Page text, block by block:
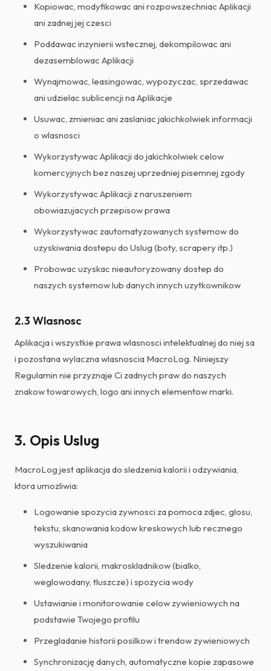
Kopiowac, modyfikowac ani rozpowszechniac Aplikacji
ani zadnej jej czesci
Poddawac inzynierii wstecznej, dekompilowac ani
dezasemblowac Aplikacji
Wynajmowac, leasingowac, wypozyczac, sprzedawac
ani udzielac sublicencji na Aplikacje
Usuwac, zmieniac ani zaslaniac jakichkolwiek informacji
o wlasnosci
Wykorzystywac Aplikacji do jakichkolwiek celow
komercyjnych bez naszej uprzedniej pisemnej zgody
Wykorzystywac Aplikacji z naruszeniem
obowiazujacych przepisow prawa
Wykorzystywac zautomatyzowanych systemow do
uzyskiwania dostepu do Uslug (boty, scrapery itp.)
Probowac uzyskac nieautoryzowany dostep do
naszych systemow lub danych innych uzytkownikow
2.3 Wlasnosc
Aplikacja i wszystkie prawa wlasnosci intelektualnej do niej sa
i pozostana wylaczna wlasnoscia MacroLog. Niniejszy
Regulamin nie przyznaje Ci zadnych praw do naszych
znakow towarowych, logo ani innych elementow marki.
3. Opis Uslug
MacroLog jest aplikacja do sledzenia kalorii i odzywiania,
ktora umozliwia:
Logowanie spozycia zywnosci za pomoca zdjec, glosu,
tekstu, skanowania kodow kreskowych lub recznego
wyszukiwania
Sledzenie kalorii, makroskladnikow (bialko,
weglowodany, tluszcze) i spozycia wody
Ustawianie i monitorowanie celow zywieniowych na
podstawie Twojego profilu
Przegladanie historii posilkow i trendow zywieniowych
Synchronizację danych, automatyczne kopie zapasowe